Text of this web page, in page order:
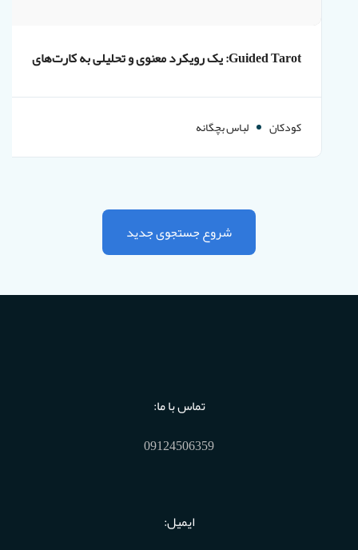
Guided Tarot: یک رویکرد معنوی و تحلیلی به کارت‌های
کودکان لباس بچگانه
شروع جستجوی جدید
تماس با ما:
09124506359
ایمیل: